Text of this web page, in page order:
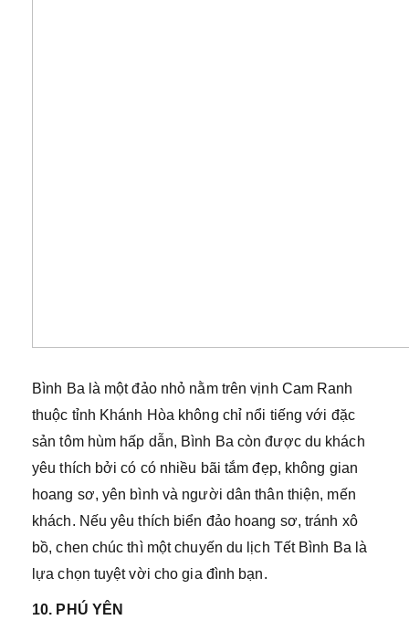
Bình Ba là một đảo nhỏ nằm trên vịnh Cam Ranh
thuộc tỉnh Khánh Hòa không chỉ nổi tiếng với đặc
sản tôm hùm hấp dẫn, Bình Ba còn được du khách
yêu thích bởi có có nhiều bãi tắm đẹp, không gian
hoang sơ, yên bình và người dân thân thiện, mến
khách. Nếu yêu thích biển đảo hoang sơ, tránh xô
bồ, chen chúc thì một chuyến du lịch Tết Bình Ba là
lựa chọn tuyệt vời cho gia đình bạn.
10. PHÚ YÊN